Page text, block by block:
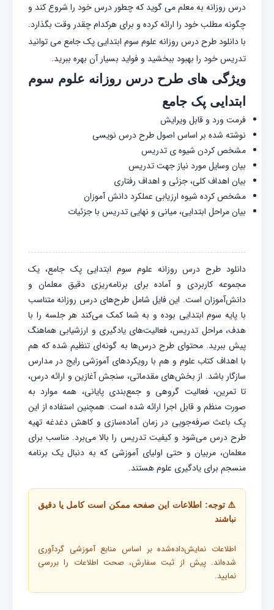
درس روزانه به معلم می گوید که چطور درس خود را شروع کند و
چگونه مطلب خود را ارائه کرده و برای هرکدام چقدر وقت بگذارد.
با دانلود طرح درس روزانه علوم سوم ابتدایی پک جامع می توانید
تدریس خود را بهبود ببخشید و فواید بسیار آن بهره ببرید.
ویژگی های طرح درس روزانه علوم سوم
ابتدایی پک جامع
فرمت ورد و قابل ویرایش
نوشته شده بر اساس اصول طرح درس نویسی
مشخص کردن شیوه ی تدریس
بیان وسایل مورد نیاز جهت تدریس
بیان اهداف کلی، جزئی و اهداف رفتاری
مشخص کرده شیوه ارزیابی عملکرد دانش آموزان
بیان مراحل ابتدایی، میانی و نهایی تدریس با جزئیات
دانلود طرح درس روزانه علوم سوم ابتدایی پک جامع، یک
مجموعه کاربردی و آماده برای برنامه‌ریزی دقیق معلمان و
دانش‌آموزان است. این فایل شامل طرح‌های درس روزانه متناسب
با پایه سوم ابتدایی بوده و به شما کمک می‌کند هر جلسه را با
هدف، مراحل تدریس، فعالیت‌های یادگیری و ارزشیابی هماهنگ
پیش ببرید. محتوای طرح درس‌ها به گونه‌ای تنظیم شده که هم
با اهداف کتاب علوم و هم با رویکردهای آموزشی رایج در مدارس
سازگار باشد. از بخش‌های مقدماتی، سنجش آغازین و ارائه درس،
تا تمرین، فعالیت گروهی و جمع‌بندی پایانی، همه موارد به
صورت منظم و قابل اجرا ارائه شده است. همچنین استفاده از این
پک باعث صرفه‌جویی در زمان آماده‌سازی و کاهش دغدغه تهیه
طرح درس می‌شود و کیفیت تدریس را بالا می‌برد. مناسب برای
معلمان، مربیان و حتی اولیای آموزشی که به دنبال یک برنامه
منسجم برای یادگیری علوم هستند.
⚠️ توجه: اطلاعات این صفحه ممکن است کامل یا دقیق
نباشند
اطلاعات نمایش‌داده‌شده بر اساس منابع آموزشی گردآوری
شده‌اند. پیش از ثبت سفارش، صحت اطلاعات را بررسی
نمایید.